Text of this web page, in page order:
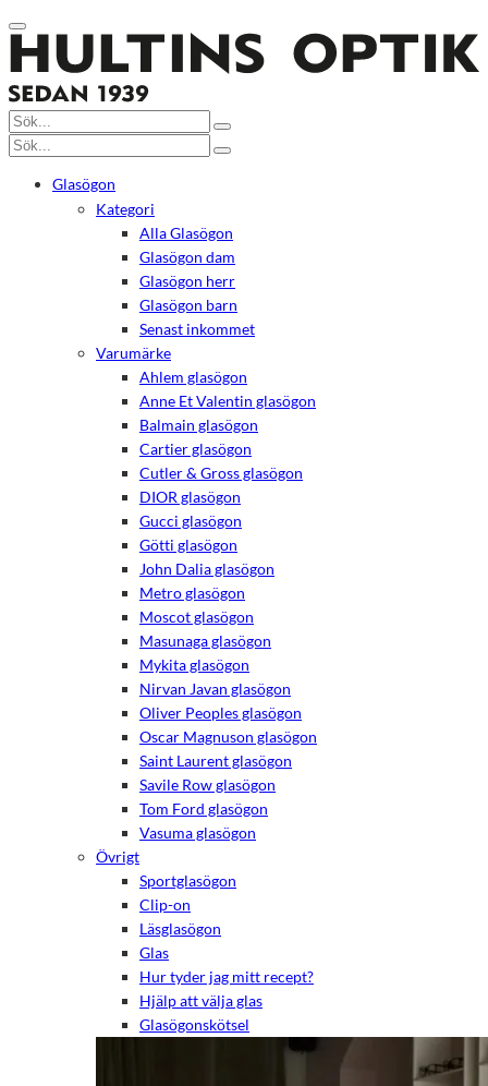
Glasögon
Kategori
Alla Glasögon
Glasögon dam
Glasögon herr
Glasögon barn
Senast inkommet
Varumärke
Ahlem glasögon
Anne Et Valentin glasögon
Balmain glasögon
Cartier glasögon
Cutler & Gross glasögon
DIOR glasögon
Gucci glasögon
Götti glasögon
John Dalia glasögon
Metro glasögon
Moscot glasögon
Masunaga glasögon
Mykita glasögon
Nirvan Javan glasögon
Oliver Peoples glasögon
Oscar Magnuson glasögon
Saint Laurent glasögon
Savile Row glasögon
Tom Ford glasögon
Vasuma glasögon
Övrigt
Sportglasögon
Clip-on
Läsglasögon
Glas
Hur tyder jag mitt recept?
Hjälp att välja glas
Glasögonskötsel